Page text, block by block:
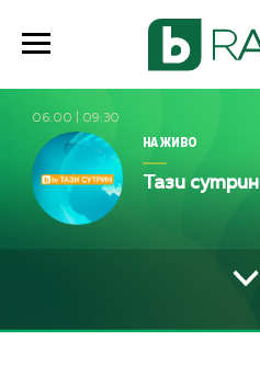
06:00 09:30
НА ЖИВО
Тази сутрин